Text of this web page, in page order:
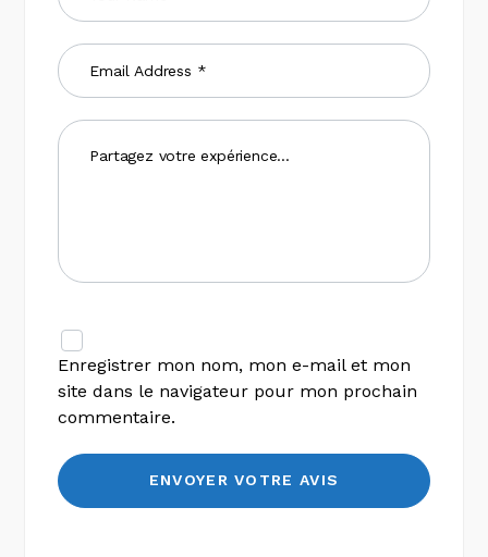
Enregistrer mon nom, mon e-mail et mon
site dans le navigateur pour mon prochain
commentaire.